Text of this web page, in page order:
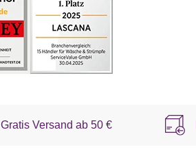
Gratis Versand ab50 €